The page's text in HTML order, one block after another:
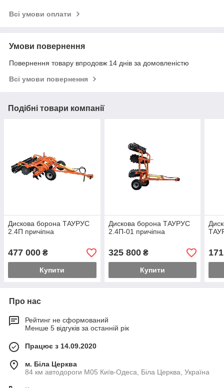
Всі умови оплати
Умови повернення
Повернення товару впродовж 14 днів за домовленістю
Всі умови повернення
Подібні товари компанії
Дискова борона ТАУРУС
2.4П причіпна
477 000 ₴
Купити
Дискова борона ТАУРУС
2.4П-01 причіпна
325 800₴
Купити
Про нас
Рейтинг не сформований
Менше 5 відгуків за останній рік
Працює з 14.09.2020
м. Біла Церква
84 км автодороги М05 Київ-Одеса, Біла Церква, Україна